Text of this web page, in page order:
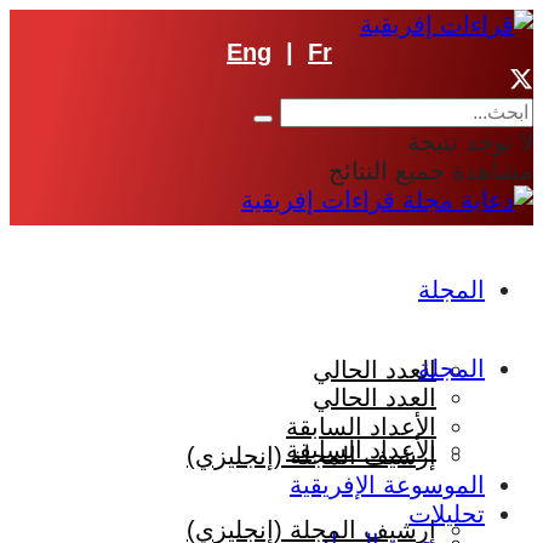
Eng Fr
لا توجد نتيجة
مشاهدة جميع النتائج
المجلة
العدد الحالي
الأعداد السابقة
إرشيف المجلة (إنجليزي)
المجلة
العدد الحالي
الأعداد السابقة
إرشيف المجلة (إنجليزي)
الموسوعة الإفريقية
تحليلات